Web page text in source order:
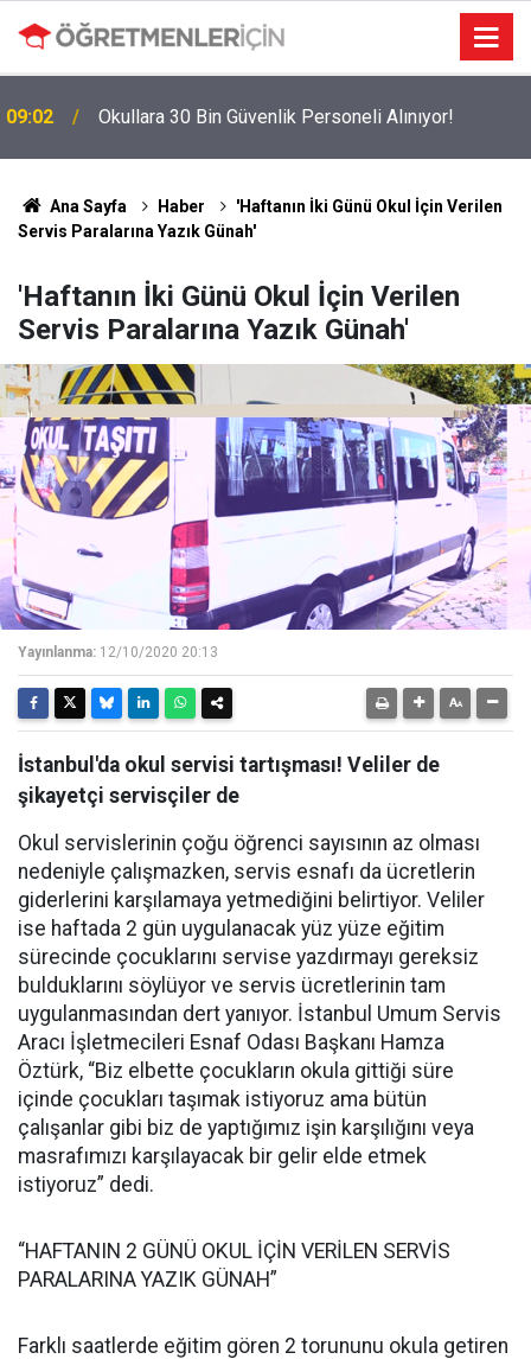
19:01
Öncelik Hangi Alanın Oldu?
Ana Sayfa Haber
'Haftanın İki Günü Okul İçin Verilen
Servis Paralarına Yazık Günah'
'Haftanın İki Günü Okul İçin Verilen
Servis Paralarına Yazık Günah'
Yayınlanma: 12/10/2020 20:13
İstanbul'da okul servisi tartışması! Veliler de
şikayetçi servisçiler de
Okul servislerinin çoğu öğrenci sayısının az olması
nedeniyle çalışmazken, servis esnafı da ücretlerin
giderlerini karşılamaya yetmediğini belirtiyor. Veliler
ise haftada 2 gün uygulanacak yüz yüze eğitim
sürecinde çocuklarını servise yazdırmayı gereksiz
bulduklarını söylüyor ve servis ücretlerinin tam
uygulanmasından dert yanıyor. İstanbul Umum Servis
Aracı İşletmecileri Esnaf Odası Başkanı Hamza
Öztürk, “Biz elbette çocukların okula gittiği süre
içinde çocukları taşımak istiyoruz ama bütün
çalışanlar gibi biz de yaptığımız işin karşılığını veya
masrafımızı karşılayacak bir gelir elde etmek
istiyoruz” dedi.
“HAFTANIN 2 GÜNÜ OKUL İÇİN VERİLEN SERVİS
PARALARINA YAZIK GÜNAH”
Farklı saatlerde eğitim gören 2 torununu okula getiren